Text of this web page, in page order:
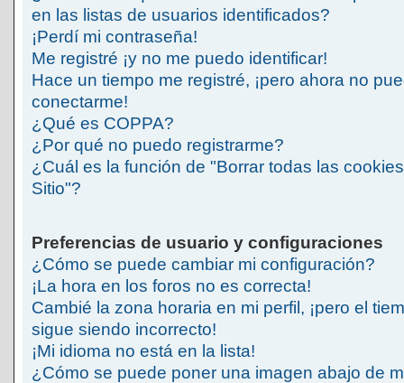
en las listas de usuarios identificados?
¡Perdí mi contraseña!
Me registré ¡y no me puedo identificar!
Hace un tiempo me registré, ¡pero ahora no
conectarme!
¿Qué es COPPA?
¿Por qué no puedo registrarme?
¿Cuál es la función de "Borrar todas las
Sitio"?
Preferencias de usuario y configuraciones
¿Cómo se puede cambiar mi configuración?
¡La hora en los foros no es correcta!
Cambié la zona horaria en mi perfil, ¡pero el
sigue siendo incorrecto!
¡Mi idioma no está en la lista!
¿Cómo se puede poner una imagen abajo de